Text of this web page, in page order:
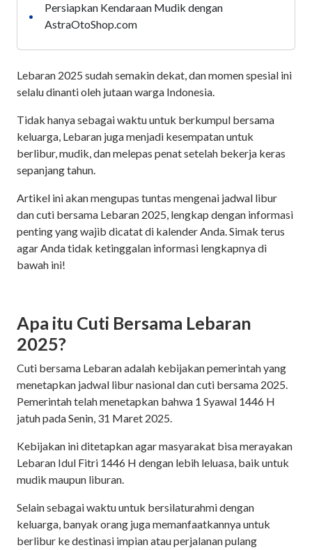
•
Persiapkan Kendaraan Mudik dengan
AstraOtoShop.com
Lebaran 2025 sudah semakin dekat, dan momen spesial ini
selalu dinanti oleh jutaan warga Indonesia.
Tidak hanya sebagai waktu untuk berkumpul bersama
keluarga, Lebaran juga menjadi kesempatan untuk
berlibur, mudik, dan melepas penat setelah bekerja keras
sepanjang tahun.
Artikel ini akan mengupas tuntas mengenai jadwal libur
dan cuti bersama Lebaran 2025, lengkap dengan informasi
penting yang wajib dicatat di kalender Anda. Simak terus
agar Anda tidak ketinggalan informasi lengkapnya di
bawah ini!
Apa itu Cuti Bersama Lebaran
2025?
Cuti bersama Lebaran adalah kebijakan pemerintah yang
menetapkan jadwal libur nasional dan cuti bersama 2025.
Pemerintah telah menetapkan bahwa 1 Syawal 1446 H
jatuh pada Senin, 31 Maret 2025.
Kebijakan ini ditetapkan agar masyarakat bisa merayakan
Lebaran Idul Fitri 1446 H dengan lebih leluasa, baik untuk
mudik maupun liburan.
Selain sebagai waktu untuk bersilaturahmi dengan
keluarga, banyak orang juga memanfaatkannya untuk
berlibur ke destinasi impian atau perjalanan pulang